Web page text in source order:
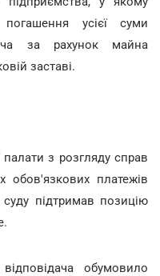
усієї суми
за рахунок майна
заставі.
з розгляду справ
обов'язкових платежів
суду підтримав позицію
обумовило